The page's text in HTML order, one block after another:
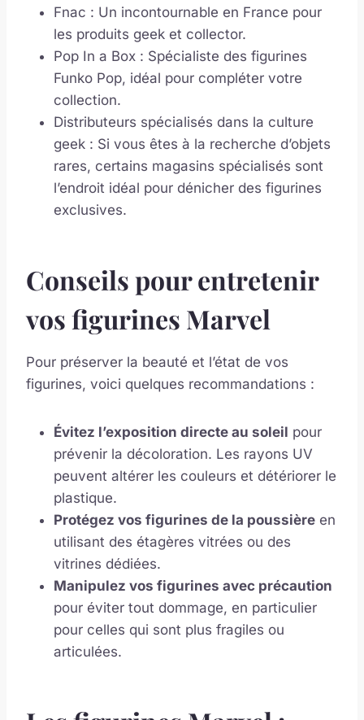
Fnac : Un incontournable en France pour
les produits geek et collector.
Pop In a Box : Spécialiste des figurines
Funko Pop, idéal pour compléter votre
collection.
Distributeurs spécialisés dans la culture
geek : Si vous êtes à la recherche d’objets
rares, certains magasins spécialisés sont
l’endroit idéal pour dénicher des figurines
exclusives.
Conseils pour entretenir
vos figurines Marvel
Pour préserver la beauté et l’état de vos
figurines, voici quelques recommandations :
Évitez l’exposition directe au soleil pour
prévenir la décoloration. Les rayons UV
peuvent altérer les couleurs et détériorer le
plastique.
Protégez vos figurines de la poussière en
utilisant des étagères vitrées ou des
vitrines dédiées.
Manipulez vos figurines avec précaution
pour éviter tout dommage, en particulier
pour celles qui sont plus fragiles ou
articulées.